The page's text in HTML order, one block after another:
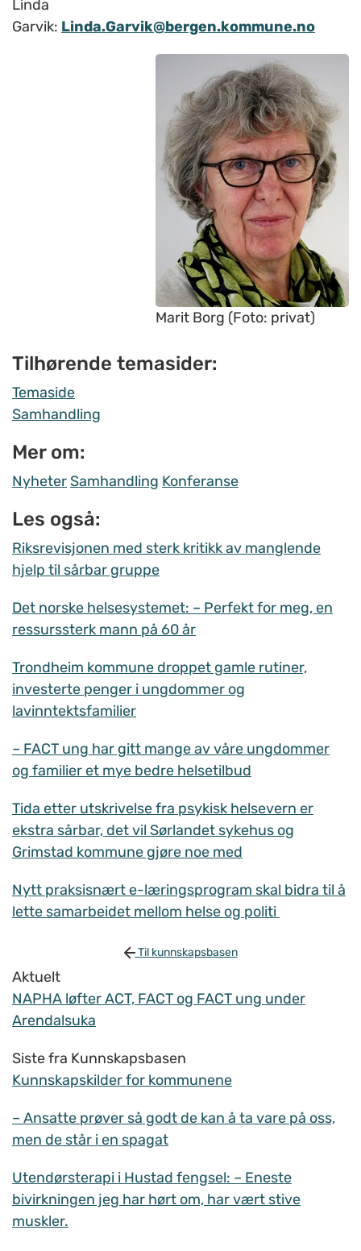
Linda
Garvik: Linda.Garvik@bergen.kommune.no
Marit Borg (Foto: privat)
Tilhørende temasider:
Temaside
Samhandling
Mer om:
Nyheter Samhandling Konferanse
Les også:
Riksrevisjonen med sterk kritikk av manglende
hjelp til sårbar gruppe
Det norske helsesystemet: – Perfekt for meg, en
ressurssterk mann på 60 år
Trondheim kommune droppet gamle rutiner,
investerte penger i ungdommer og
lavinntektsfamilier
– FACT ung har gitt mange av våre ungdommer
og familier et mye bedre helsetilbud
Tida etter utskrivelse fra psykisk helsevern er
ekstra sårbar, det vil Sørlandet sykehus og
Grimstad kommune gjøre noe med
Nytt praksisnært e-læringsprogram skal bidra til å
lette samarbeidet mellom helse og politi
Til kunnskapsbasen
Aktuelt
NAPHA løfter ACT, FACT og FACT ung under
Arendalsuka
Siste fra Kunnskapsbasen
Kunnskapskilder for kommunene
– Ansatte prøver så godt de kan å ta vare på oss,
men de står i en spagat
Utendørsterapi i Hustad fengsel: – Eneste
bivirkningen jeg har hørt om, har vært stive
muskler.